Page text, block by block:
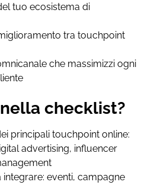
tuo ecosistema di
tra touchpoint
che massimizzi ogni
checklist?
principali touchpoint online:
advertising, influencer
integrare: eventi, campagne